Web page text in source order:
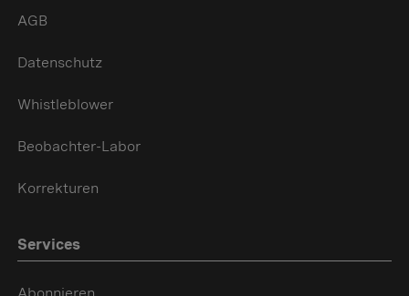
AGB
Datenschutz
Whistleblower
Beobachter-Labor
Korrekturen
Services